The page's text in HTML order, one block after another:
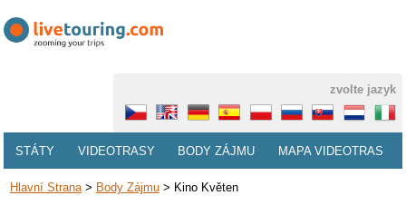
zvolte jazyk
STÁTY VIDEOTRASY BODY ZÁJMU MAPA VIDEOTRAS
Hlavní Strana> Body Zájmu> Kino Květen